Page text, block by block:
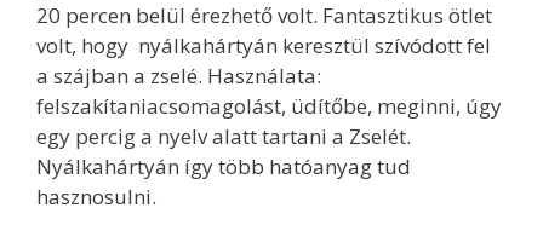
20 percen belül érezhető volt. Fantasztikus ötlet
volt, hogy nyálkahártyán keresztül szívódott fel
a szájban a zselé. Használata:
felszakítaniacsomagolást, üdítőbe, meginni, úgy
egy percig a nyelv alatt tartani a Zselét.
Nyálkahártyán így több hatóanyag tud
hasznosulni.